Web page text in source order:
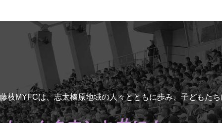
藤枝MYFCは、志太榛原地域の人々とともに歩み、子どもた